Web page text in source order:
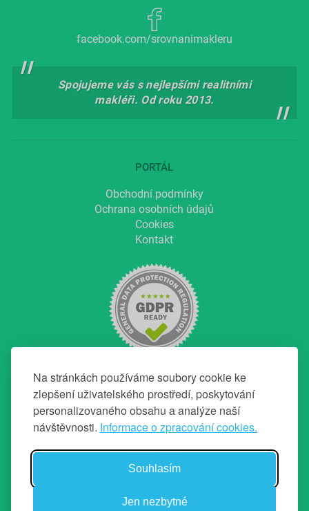
Na stránkách používáme soubory cookie ke
zlepšení uživatelského prostředí, poskytování
personalizovaného obsahu a analýze naší
návštěvnosti. Informace o zpracování cookies.
Souhlasím
Jen nezbytné
facebook.com/srovnanimakleru
Spojujeme vás s nejlepšími realitními
makléři. Od roku 2013.
PORTÁL
Obchodní podmínky
Ochrana osobních údajů
Cookies
Kontakt
NAVIGACE
O projektu
Chci top makléře
Průvodce prodejem